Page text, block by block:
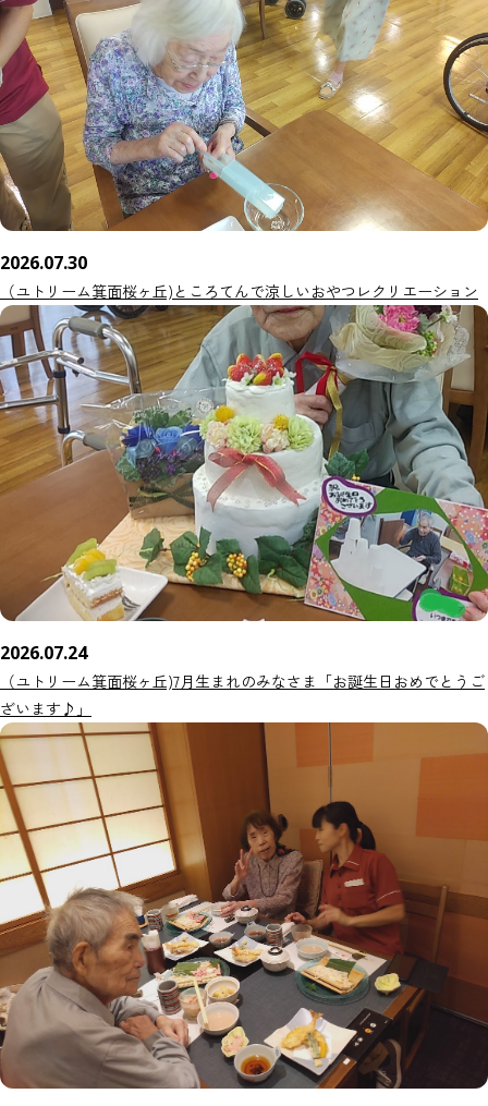
2026.07.30
（ユトリーム箕面桜ヶ丘)ところてんで涼しいおやつレクリエーション
2026.07.24
（ユトリーム箕面桜ヶ丘)7月生まれのみなさま「お誕生日おめでとうご
ざいます♪」